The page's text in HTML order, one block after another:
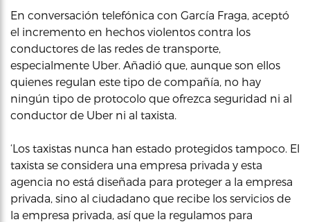
En conversación telefónica con García Fraga, aceptó
el incremento en hechos violentos contra los
conductores de las redes de transporte,
especialmente Uber. Añadió que, aunque son ellos
quienes regulan este tipo de compañía, no hay
ningún tipo de protocolo que ofrezca seguridad ni al
conductor de Uber ni al taxista.
‘Los taxistas nunca han estado protegidos tampoco. El
taxista se considera una empresa privada y esta
agencia no está diseñada para proteger a la empresa
privada, sino al ciudadano que recibe los servicios de
la empresa privada, así que la regulamos para